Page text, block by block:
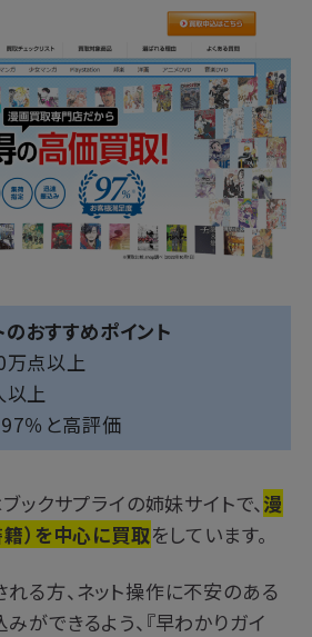
おすすめポイント
万点以上
以上
％と高評価
ックサプライの姉妹サイトで、 漫
籍）を中心に買取をしています。
る方、ネット操作に不安のある
ができるよう、『早わかりガイ